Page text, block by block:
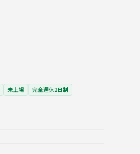
未上場
完全週休2日制